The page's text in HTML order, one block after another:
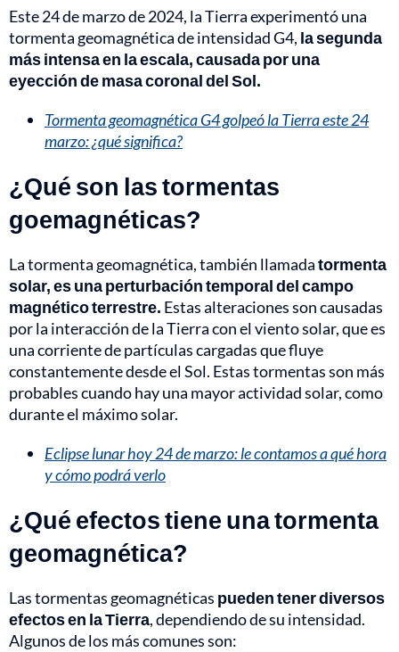
Este 24 de marzo de 2024, la Tierra experimentó una
tormenta geomagnética de intensidad G4, la segunda
más intensa en la escala, causada por una
eyección de masa coronal del Sol.
Tormenta geomagnética G4 golpeó la Tierra este 24
marzo: ¿qué significa?
¿Qué son las tormentas
goemagnéticas?
La tormenta geomagnética, también llamadatormenta
solar, es una perturbación temporal del campo
magnético terrestre. Estas alteraciones son causadas
por la interacción de la Tierra con el viento solar, que es
una corriente de partículas cargadas que fluye
constantemente desde el Sol. Estas tormentas son más
probables cuando hay una mayor actividad solar, como
durante el máximo solar.
Eclipse lunar hoy 24 de marzo: le contamos a qué hora
y cómo podrá verlo
¿Qué efectos tiene una tormenta
geomagnética?
Las tormentas geomagnéticas pueden tener diversos
efectos en la Tierra, dependiendo de su intensidad.
Algunos de los más comunes son: